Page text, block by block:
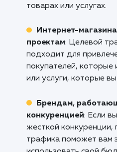
нами уже сегодня,
достигнуть новых
преобразовать
потенциальных
действуйте сейчас!
Кому подходит
Компаниям,